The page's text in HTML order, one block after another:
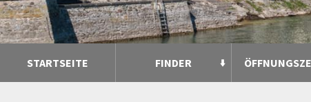
STARTSEITE FINDER